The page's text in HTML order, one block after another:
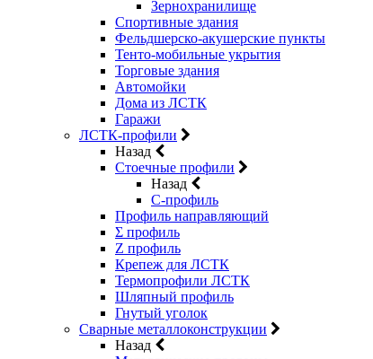
Зернохранилище
Спортивные здания
Фельдшерско-акушерские пункты
Тенто-мобильные укрытия
Торговые здания
Автомойки
Дома из ЛСТК
Гаражи
ЛСТК-профили
Назад
Стоечные профили
Назад
C-профиль
Профиль направляющий
Σ профиль
Z профиль
Крепеж для ЛСТК
Термопрофили ЛСТК
Шляпный профиль
Гнутый уголок
Сварные металлоконструкции
Назад